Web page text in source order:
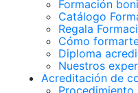
Formación
Catálogo
Regala
Cómo
Diploma
Nuestros
Acreditación de